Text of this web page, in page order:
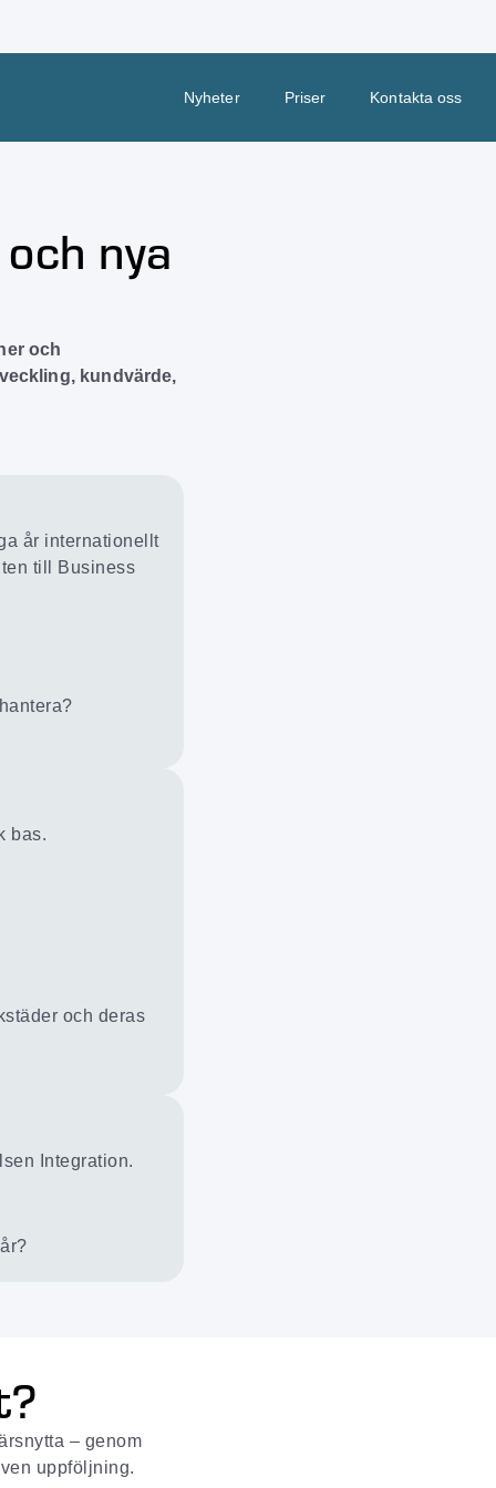
Nyheter Priser Kontakta oss
nya
och
kundvärde,
år internationellt
till Business
bas.
och deras
Integration.
– genom
uppföljning.